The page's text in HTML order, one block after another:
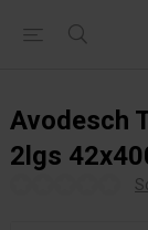
Avodesch
2lgs